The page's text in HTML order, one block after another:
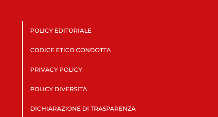
POLICY EDITORIALE
CODICE ETICO CONDOTTA
PRIVACY POLICY
POLICY DIVERSITÀ
DICHIARAZIONE DI TRASPARENZA